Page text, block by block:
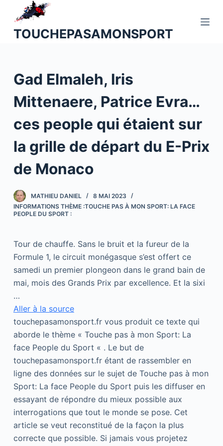
o
n
e
u
TOUCHEPASAMONSPORT
Gad Elmaleh, Iris
Mittenaere, Patrice Evra…
ces people qui étaient sur
la grille de départ du E-Prix
de Monaco
MATHIEU DANIEL
8 MAI 2023
INFORMATIONS THÈME :TOUCHE PAS À MON SPORT: LA FACE
PEOPLE DU SPORT :
Tour de chauffe. Sans le bruit et la fureur de la
Formule 1, le circuit monégasque s’est offert ce
samedi un premier plongeon dans le grand bain de
mai, mois des Grands Prix par excellence. Et la sixi
…
Aller à la source
touchepasamonsport.fr vous produit ce texte qui
aborde le thème « Touche pas à mon Sport: La
face People du Sport « . Le but de
touchepasamonsport.fr étant de rassembler en
ligne des données sur le sujet de Touche pas à mon
Sport: La face People du Sport puis les diffuser en
essayant de répondre du mieux possible aux
interrogations que tout le monde se pose. Cet
article se veut reconstitué de la façon la plus
correcte que possible. Si jamais vous projetez